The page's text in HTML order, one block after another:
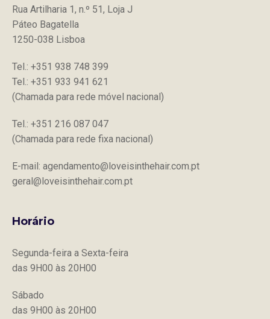
Rua Artilharia 1, n.º 51, Loja J
Páteo Bagatella
1250-038 Lisboa
Tel.: +351 938 748 399
Tel.: +351 933 941 621
(Chamada para rede móvel nacional)
Tel.: +351 216 087 047
(Chamada para rede fixa nacional)
E-mail: agendamento@loveisinthehair.com.pt
geral@loveisinthehair.com.pt
Horário
Segunda-feira a Sexta-feira
das 9H00 às 20H00
Sábado
das 9H00 às 20H00